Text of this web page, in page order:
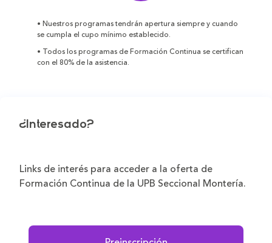
• Nuestros programas tendrán apertura siempre y cuando
se cumpla el cupo mínimo establecido.
• Todos los programas de Formación Continua se certifican
con el 80% de la asistencia.
¿Interesado?
Links de interés para acceder a la oferta de
Formación Continua de la UPB Seccional Montería.